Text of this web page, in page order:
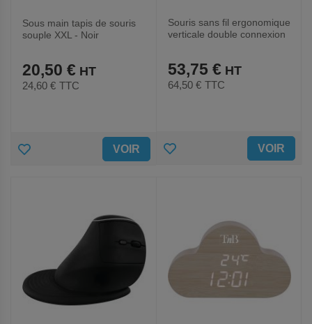
Sous main tapis de souris
souple XXL - Noir
20,50 €
24,60 € TTC
AJOUTER VOIR
Souris sans fil ergonomique
verticale double connexion
53,75 €
64,50 € TTC
AJOUTER VOIR